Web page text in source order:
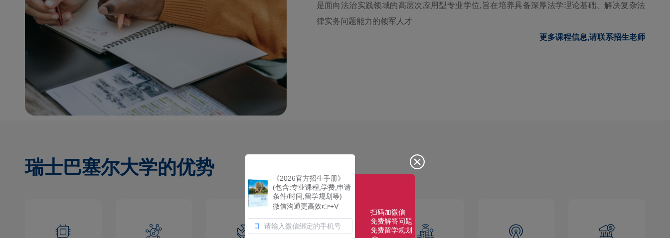
是面向法治实践领域的高层次应用型专业学位,旨在培养具备深厚法学理论基础、解决复杂法
律实务问题能力的领军人才
更多课程信息,请联系招生老师
瑞士巴塞尔大学的优势
《2026官方招生手册》
(包含:专业课程,学费,申请
条件/时间,留学规划等)
微信沟通更高效👉+V
扫码加微信
免费解答问题
免费留学规划